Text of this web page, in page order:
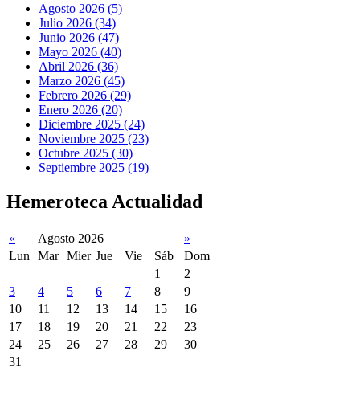
Agosto 2026 (5)
Julio 2026 (34)
Junio 2026 (47)
Mayo 2026 (40)
Abril 2026 (36)
Marzo 2026 (45)
Febrero 2026 (29)
Enero 2026 (20)
Diciembre 2025 (24)
Noviembre 2025 (23)
Octubre 2025 (30)
Septiembre 2025 (19)
Hemeroteca Actualidad
« Agosto 2026
»
Lun
Mar Mier Jue Vie Sáb
Dom
1
2
3
4 5 6 7 8
9
10
11 12 13 14 15
16
17
18 19 20 21 22
23
24
25 26 27 28 29
30
31